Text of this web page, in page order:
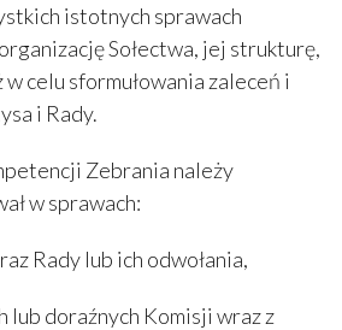
istotnych sprawach
Sołectwa, jej strukturę,
celu sformułowania zaleceń i
i Rady.
Zebrania należy
w sprawach:
Rady lub ich odwołania,
lub doraźnych Komisji wraz z